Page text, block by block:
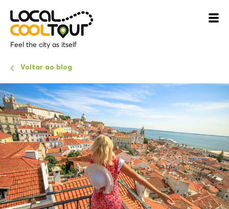
Feel the city as itself
Voltar ao blog